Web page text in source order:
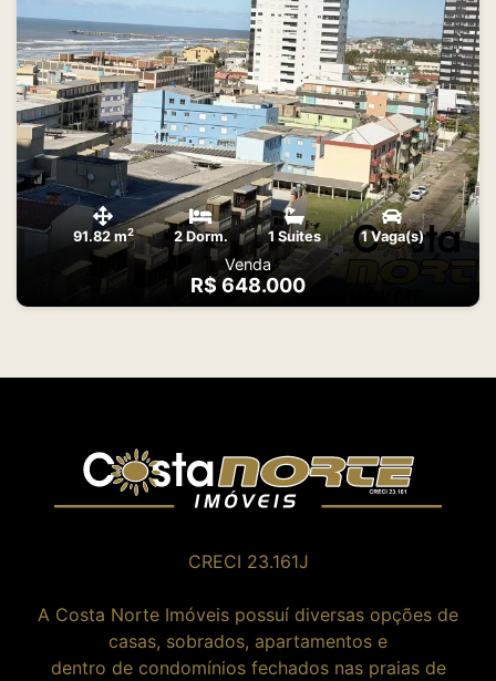
91.82 m2 2 Dorm. 1 Suites 1 Vaga(s)
Venda
R$ 648.000
CRECI 23.161J
A Costa Norte Imóveis possuí diversas opções de
casas, sobrados, apartamentos e
dentro de condomínios fechados nas praias de